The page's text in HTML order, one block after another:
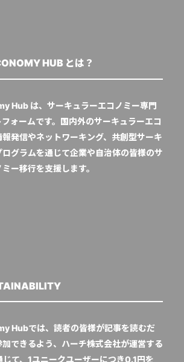
HUB とは？
Hub は、サーキュラーエコノミー専門
ォームです。国内外のサーキュラーエコ
発信やネットワーキング、共創型サーキ
グラムを通じて企業や自治体の皆様のサ
ー移行を支援します。
Hubでは、読者の皆様が記事を読むだ
できるよう、ハーチ株式会社が運営する
じて、1ユニークユーザーにつき0.1円を